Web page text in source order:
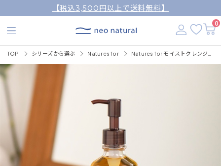
【税込3,500円以上で送料無料】
0
TOP シリーズから選ぶ Natures for